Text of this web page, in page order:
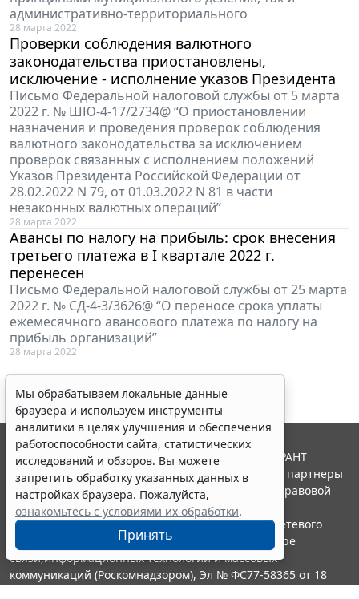
административно-территориального
28 марта 2022
Проверки соблюдения валютного
законодательства приостановлены,
исключение - исполнение указов Президента
Письмо Федеральной налоговой службы от 5 марта
2022 г. № ШЮ-4-17/2734@ “О приостановлении
назначения и проведения проверок соблюдения
валютного законодательства за исключением
проверок связанных с исполнением положений
Указов Президента Российской Федерации от
28.02.2022 N 79, от 01.03.2022 N 81 в части
незаконных валютных операций”
28 марта 2022
Авансы по налогу на прибыль: срок внесения
третьего платежа в I квартале 2022 г.
перенесен
Письмо Федеральной налоговой службы от 25 марта
2022 г. № СД-4-3/3626@ “О переносе срока уплаты
ежемесячного авансового платежа по налогу на
прибыль организаций”
28 марта 2022
Мы обрабатываем локальные данные
браузера и используем инструменты
аналитики в целях улучшения и обеспечения
работоспособности сайта, статистических
исследований и обзоров. Вы можете
запретить обработку указанных данных в
настройках браузера. Пожалуйста,
ознакомьтесь с условиями их обработки.
Принять
© ООО "НПП "ГАРАНТ-СЕРВИС", 2026. Система ГАРАНТ
выпускается с 1990 года. Компания "Гарант" и ее партнеры
являются участниками Российской ассоциации правовой
информации ГАРАНТ.
Портал ГАРАНТ.РУ зарегистрирован в качестве сетевого
издания Федеральной службой по надзору в сфере
связи,информационных технологий и массовых
коммуникаций (Роскомнадзором), Эл № ФС77-58365 от 18